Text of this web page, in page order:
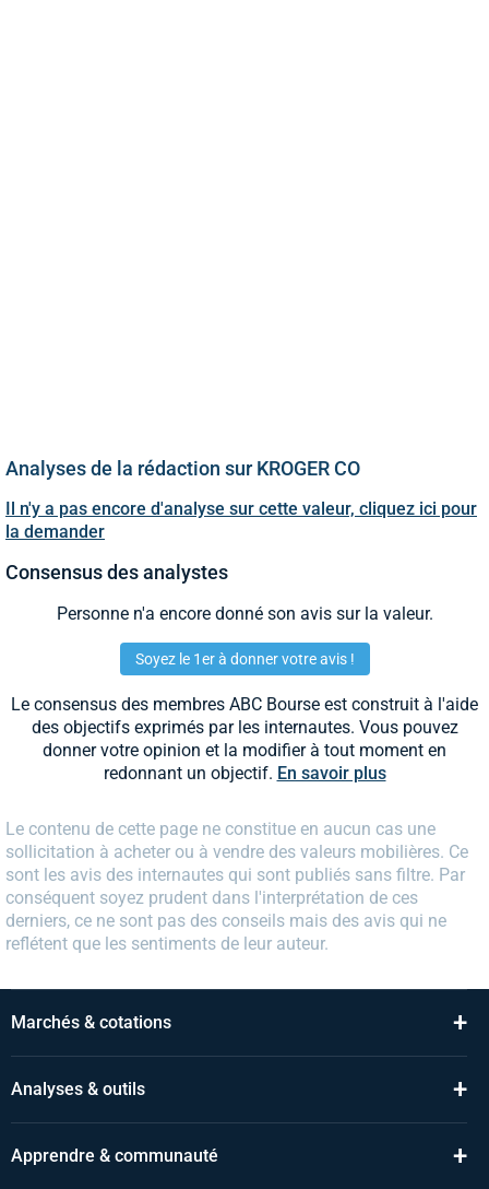
Analyses de la rédaction sur KROGER CO
Il n'y a pas encore d'analyse sur cette valeur, cliquez ici pour
la demander
Consensus des analystes
Personne n'a encore donné son avis sur la valeur.
Soyez le 1er à donner votre avis !
Le consensus des membres ABC Bourse est construit à l'aide
des objectifs exprimés par les internautes. Vous pouvez
donner votre opinion et la modifier à tout moment en
redonnant un objectif. En savoir plus
Le contenu de cette page ne constitue en aucun cas une
sollicitation à acheter ou à vendre des valeurs mobilières. Ce
sont les avis des internautes qui sont publiés sans filtre. Par
conséquent soyez prudent dans l'interprétation de ces
derniers, ce ne sont pas des conseils mais des avis qui ne
reflétent que les sentiments de leur auteur.
Marchés & cotations +
Analyses & outils +
Apprendre & communauté +